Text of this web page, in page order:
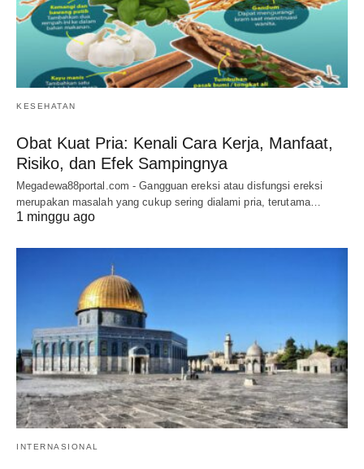
KESEHATAN
Obat Kuat Pria: Kenali Cara Kerja, Manfaat,
Risiko, dan Efek Sampingnya
Megadewa88portal.com - Gangguan ereksi atau disfungsi ereksi
merupakan masalah yang cukup sering dialami pria, terutama…
1 minggu ago
INTERNASIONAL